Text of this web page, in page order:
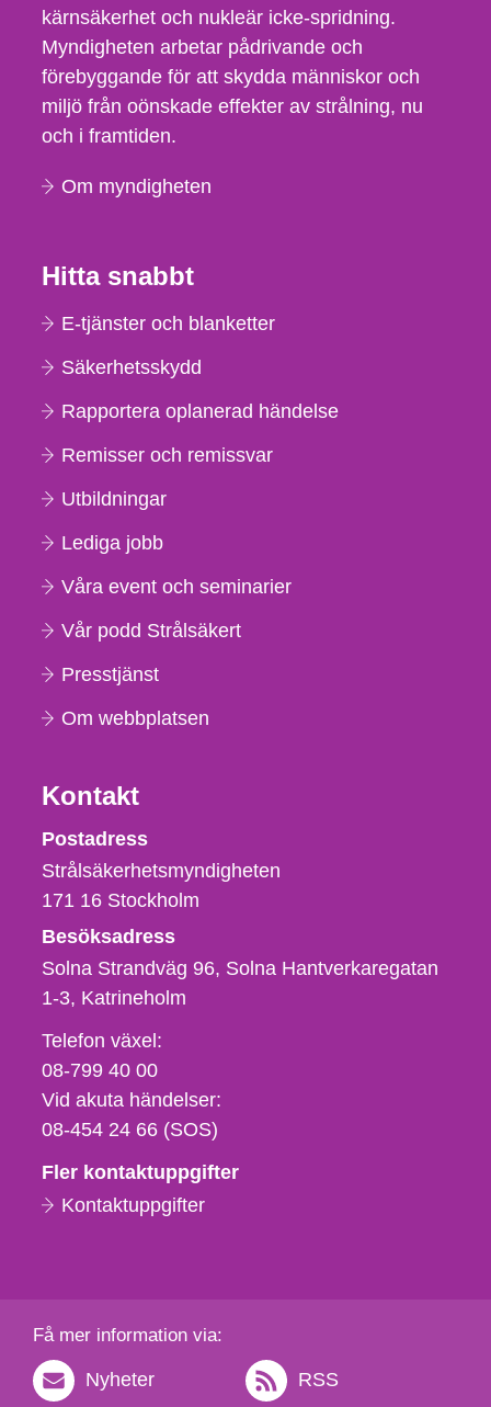
kärnsäkerhet och nukleär icke-spridning.
Myndigheten arbetar pådrivande och
förebyggande för att skydda människor och
miljö från oönskade effekter av strålning, nu
och i framtiden.
Om myndigheten
Hitta snabbt
E-tjänster och blanketter
Säkerhetsskydd
Rapportera oplanerad händelse
Remisser och remissvar
Utbildningar
Lediga jobb
Våra event och seminarier
Vår podd Strålsäkert
Presstjänst
Om webbplatsen
Kontakt
Strålsäkerhetsmyndigheten
Postadress
Strålsäkerhetsmyndigheten
171 16 Stockholm
Besöksadress
Solna Strandväg 96, Solna Hantverkaregatan
1-3 Katrineholm
Telefon,
fax
och
e-
Telefon växel:
08-799 40 00
Vid akuta händelser:
08-454 24 66 (SOS)
Fler kontaktuppgifter
Kontaktuppgifter
Få mer information via:
Nyheter RSS